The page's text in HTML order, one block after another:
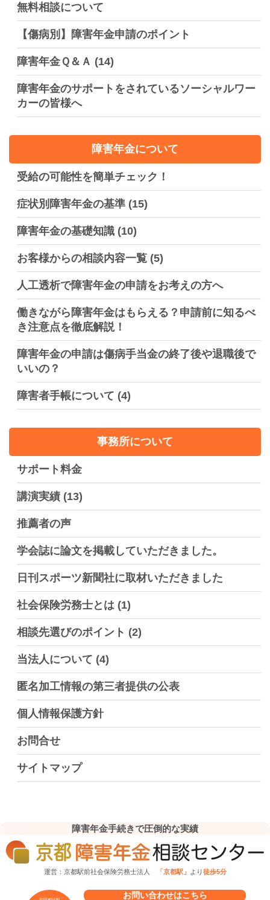
無料相談について
【傷病別】障害年金申請のポイント
障害年金Ｑ＆Ａ (14)
障害年金のサポートをされているソーシャルワー
カーの皆様へ
障害年金について
受給の可能性を簡単チェック！
症状別障害年金の基準 (15)
障害年金の基礎知識 (10)
お客様からの相談内容一覧 (5)
人工透析で障害年金の申請をお考えの方へ
働きながら障害年金はもらえる？申請前に知るべ
き注意点を徹底解説！
障害年金の申請は傷病手当金の終了後や退職後で
いいの？
障害者手帳について (4)
事務所について
サポート料金
講演実績 (13)
推薦者の声
学会誌に論文を掲載していただきました。
日刊スポーツ新聞社に取材いただきました
社会保険労務士とは (1)
相談先選びのポイント (2)
当法人について (4)
匿名加工情報の第三者提供の公表
個人情報保護方針
お問合せ
サイトマップ
障害年金手続きで圧倒的な実績
運営：京都駅前社会保険労務士法人 「京都駅」 より徒歩5分
お問い合わせはこちら